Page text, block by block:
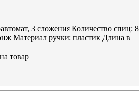
3 сложения Количество спиц: 8
Материал ручки: пластик Длина в